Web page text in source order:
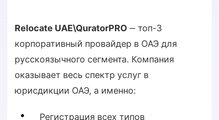
Relocate UAE\QuratorPRO ‒ топ-3
корпоративный провайдер в ОАЭ для
русскоязычного сегмента. Компания
оказывает весь спектр услуг в
юрисдикции ОАЭ, а именно:
Регистрация всех типов